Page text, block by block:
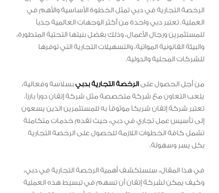
الرخصة التجارية في دبي تمثل الخطوة الأساسية والأهم في
العملية. تعتبر دبي واحدة من أكثر الوجهات العالمية جذباً
للمستثمرين ورجال الأعمال، وذلك بفضل بنيتها التحتية المتطورة،
والبيئة القانونية المواتية، والتسهيلات التجارية التي توفرها
للشركات المحلية والدولية.
من أجل الحصول على الرخصة التجارية بدبيبسلاسة وفعالية،
يلعب التعاون مع شركة متخصصة مثل شركة إتقان دوراً بارزاً.
تعتبر شركة إتقان شريكاً موثوقاً به للمستثمرين الذين يسعون
إلى تأسيس عمل تجاري في دبي، حيث تقدم خدمات متكاملة
تشمل كافة الخطوات اللازمة للحصول على الرخصة التجارية
بكل يسر وسهولة.
في هذا المقال، سنستكشف أهمية الرخصة التجارية في دبي،
وكيف يمكن لشركة إتقان أن تسهم في تبسيط هذه العملية